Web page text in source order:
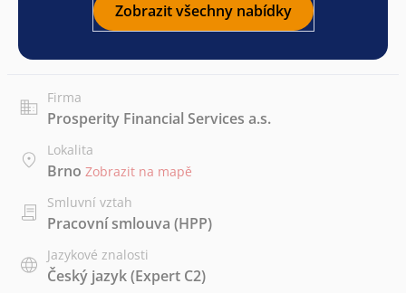
Zobrazit všechny nabídky
Firma
Prosperity Financial Services a.s.
Lokalita
Brno Zobrazit na mapě
Smluvní vztah
Pracovní smlouva (HPP)
Jazykové znalosti
Český jazyk(Expert C2)